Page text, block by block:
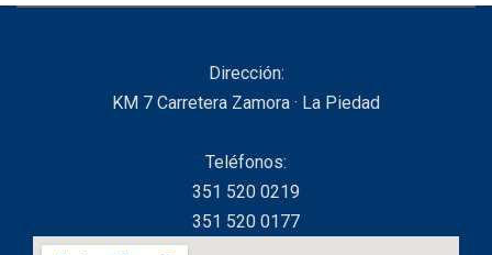
Dirección:
KM 7 Carretera Zamora · La Piedad
Teléfonos:
351 520 0219
351 520 0177